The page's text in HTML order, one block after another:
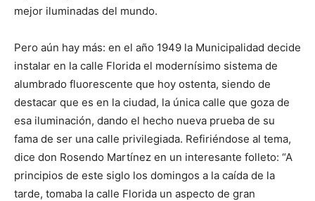
mejor iluminadas del mundo.
Pero aún hay más: en el año 1949 la Municipalidad decide
instalar en la calle Florida el modernísimo sistema de
alumbrado fluorescente que hoy ostenta, siendo de
destacar que es en la ciudad, la única calle que goza de
esa iluminación, dando el hecho nueva prueba de su
fama de ser una calle privilegiada. Refiriéndose al tema,
dice don Rosendo Martínez en un interesante folleto: “A
principios de este siglo los domingos a la caída de la
tarde, tomaba la calle Florida un aspecto de gran